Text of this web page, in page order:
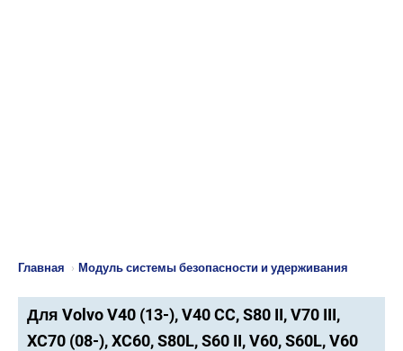
Главная › Модуль системы безопасности и удерживания
Для Volvo V40 (13-), V40 CC, S80 II, V70 III,
XC70 (08-), XC60, S80L, S60 II, V60, S60L, V60